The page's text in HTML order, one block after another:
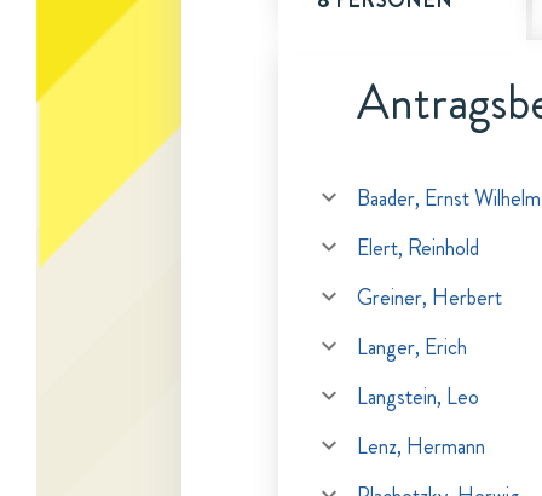
Baader, Ernst Wilhelm
Elert, Reinhold
Greiner, Herbert
Langer, Erich
Langstein, Leo
Lenz, Hermann